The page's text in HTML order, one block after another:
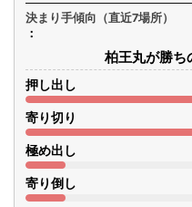
決まり手傾向（直近7場所）
柏王丸が勝ち
押し出し
寄り切り
極め出し
寄り倒し